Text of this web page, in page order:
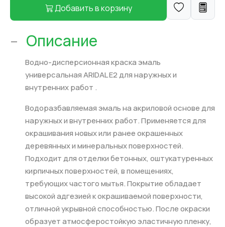
Добавить в корзину
- Описание
Водно-дисперсионная краска эмаль
универсальная ARIDAL E2 для наружных и
внутренних работ .
Водоразбавляемая эмаль на акриловой основе для
наружных и внутренних работ. Применяется для
окрашивания новых или ранее окрашенных
деревянных и минеральных поверхностей.
Подходит для отделки бетонных, оштукатуренных
кирпичных поверхностей, в помещениях,
требующих частого мытья. Покрытие обладает
высокой адгезией к окрашиваемой поверхности,
отличной укрывной способностью. После окраски
образует атмосферостойкую эластичную пленку,